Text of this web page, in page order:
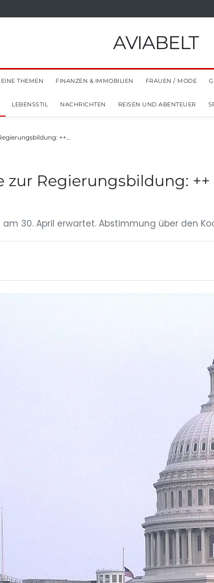
AVIABELT
THEMEN FINANZEN & IMMOBILIEN FRAUEN / MODE
LEBENSSTIL NACHRICHTEN REISEN UND ABENTEUER
++…
zur Regierungsbildung:
am 30. April erwartet. Abstimmung über den